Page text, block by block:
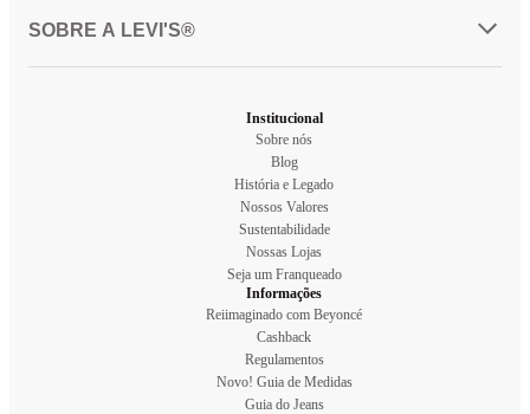
SOBRE A LEVI'S®
Institucional
Sobre nós
Blog
História e Legado
Nossos Valores
Sustentabilidade
Nossas Lojas
Seja um Franqueado
Informações
Reiimaginado com Beyoncé
Cashback
Regulamentos
Novo! Guia de Medidas
Guia do Jeans